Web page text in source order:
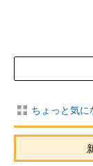
ちょっと気